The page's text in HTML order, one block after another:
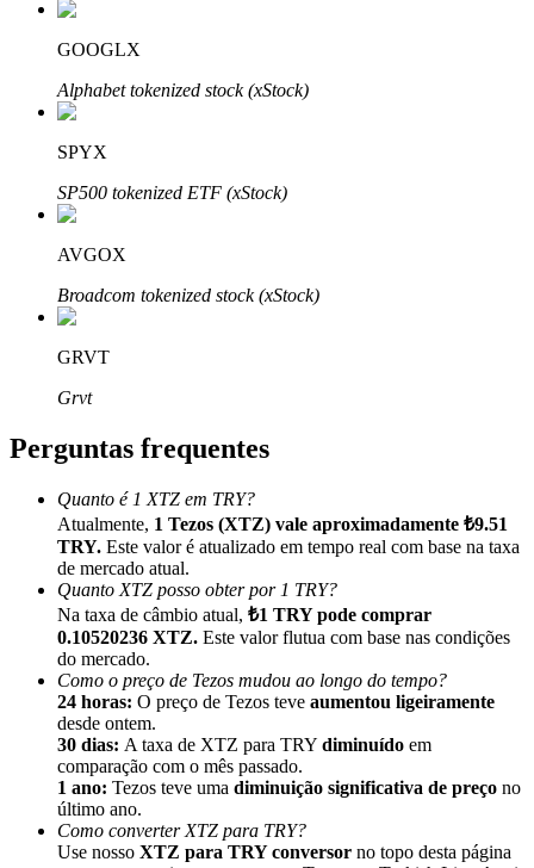
Afiliados Bitrue
Até 65% de comissões!
Indicação
Convide um amigo para receber recompensas em dinheiro
Deposit CASHCAT & Win
Deposit CASHCAT & Win
GOOGLX
Alphabet tokenized stock (xStock)
SPYX
SP500 tokenized ETF (xStock)
AVGOX
Broadcom tokenized stock (xStock)
GRVT
Grvt
Perguntas frequentes
Quanto é 1 XTZ em TRY?
Atualmente, 1 Tezos (XTZ) vale aproximadamente ₺9.51
TRY. Este valor é atualizado em tempo real com base na taxa
de mercado atual.
Quanto XTZ posso obter por 1 TRY?
Na taxa de câmbio atual, ₺1 TRY pode comprar
0.10520236 XTZ. Este valor flutua com base nas condições
do mercado.
Como o preço de Tezos mudou ao longo do tempo?
24 horas: O preço de Tezos teve aumentou ligeiramente
desde ontem.
30 dias: A taxa de XTZ para TRY diminuído em
comparação com o mês passado.
1 ano: Tezos teve uma diminuição significativa de preço no
último ano.
Como converter XTZ para TRY?
Use nosso XTZ para TRY conversor no topo desta página